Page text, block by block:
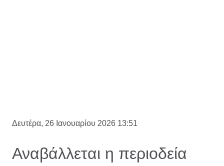
Δευτέρα, 26 Ιανουαρίου 2026 13:51
Αναβάλλεται η περιοδεία